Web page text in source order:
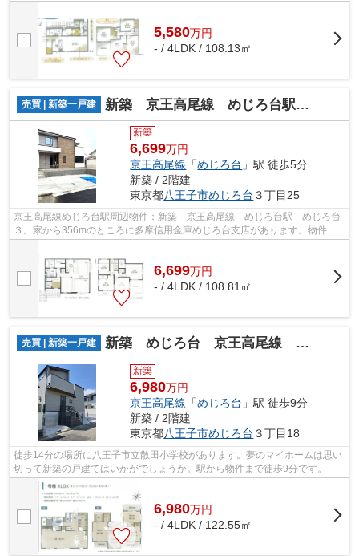
5,580万円
- / 4LDK / 108.13㎡
売買 | 新築一戸建 新築 京王高尾線 めじろ台駅 めじろ台３
新築
6,699万円
京王高尾線 「めじろ台 」駅 徒歩5分
新築 / 2階建
東京都八王子市めじろ台 ３丁目25
京王高尾線めじろ台駅周辺物件：新築 京王高尾線 めじろ台駅 めじろ台
３。家から356mのところに多摩信用金庫めじろ台支店があります。物件か
6,699万円
- / 4LDK / 108.81㎡
売買 | 新築一戸建 新築 めじろ台 京王高尾線 めじろ台駅
新築
6,980万円
京王高尾線 「めじろ台 」駅 徒歩9分
新築 / 2階建
東京都八王子市めじろ台 ３丁目18
徒歩14分の場所に八王子市立散田小学校があります。夢のマイホームは思い
切って新築の戸建てはいかがでしょうか。駅から物件まで徒歩9分です。
6,980万円
- / 4LDK / 122.55㎡